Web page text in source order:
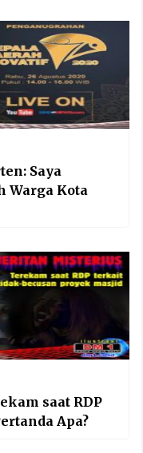
Saya
Warga Kota
saat RDP
Apa?